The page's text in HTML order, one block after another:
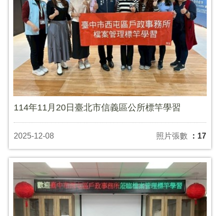
114年11月20日臺北市信義區公所標竿學習
2025-12-08 照片張數 ：17